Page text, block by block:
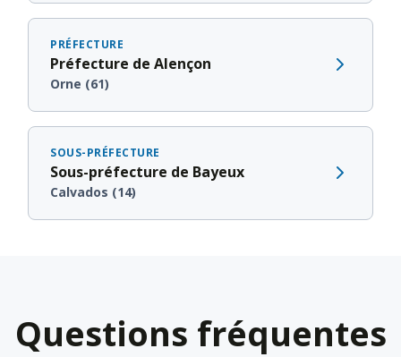
PRÉFECTURE
Préfecture de Alençon
Orne (61)
SOUS-PRÉFECTURE
Sous-préfecture de Bayeux
Calvados (14)
Questions fréquentes